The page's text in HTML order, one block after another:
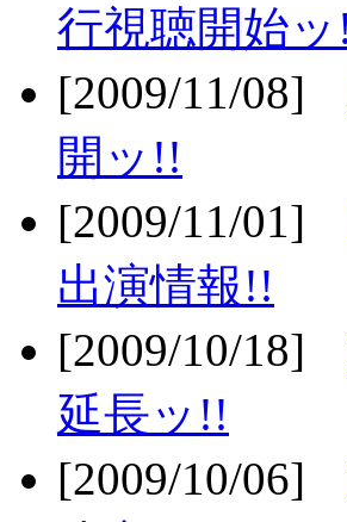
行視聴開始
[2009/11/08]
開ッ!!
[2009/11/01]
出演情報!!
[2009/10/18]
延長ッ!!
[2009/10/06]